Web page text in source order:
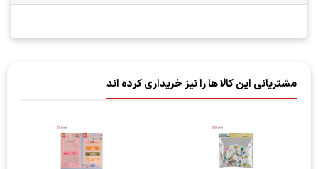
مشتریانی این کالا ها را نیز خریداری کرده اند